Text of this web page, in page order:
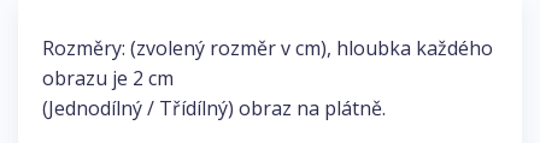
Rozměry: (zvolený rozměr v cm), hloubka každého
obrazu je 2 cm
(Jednodílný / Třídílný) obraz na plátně.